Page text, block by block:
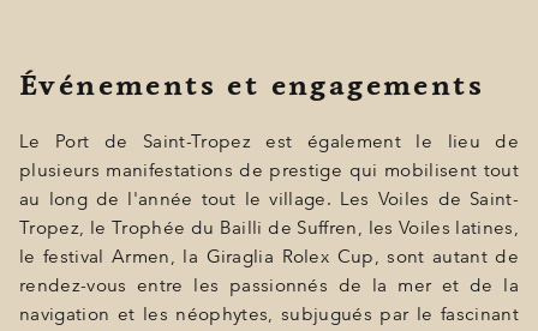
Événements et engagements
Le Port de Saint-Tropez est également le lieu de
plusieurs manifestations de prestige qui mobilisent tout
au long de l'année tout le village. Les Voiles de Saint-
Tropez, le Trophée du Bailli de Suffren, les Voiles latines,
le festival Armen, la Giraglia Rolex Cup, sont autant de
rendez-vous entre les passionnés de la mer et de la
navigation et les néophytes, subjugués par le fascinant